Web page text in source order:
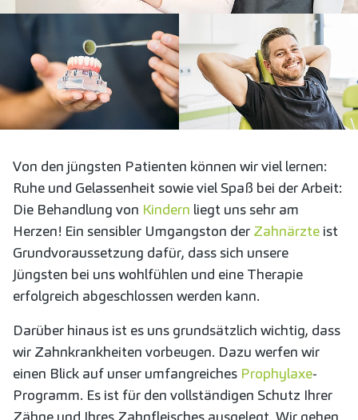
Von den jüngsten Patienten können wir viel lernen:
Ruhe und Gelassenheit sowie viel Spaß bei der Arbeit:
Die Behandlung von Kindern liegt uns sehr am
Herzen! Ein sensibler Umgangston der Zahnärzte ist
Grundvoraussetzung dafür, dass sich unsere
Jüngsten bei uns wohlfühlen und eine Therapie
erfolgreich abgeschlossen werden kann.
Darüber hinaus ist es uns grundsätzlich wichtig, dass
wir Zahnkrankheiten vorbeugen. Dazu werfen wir
einen Blick auf unser umfangreiches Prophylaxe-
Programm. Es ist für den vollständigen Schutz Ihrer